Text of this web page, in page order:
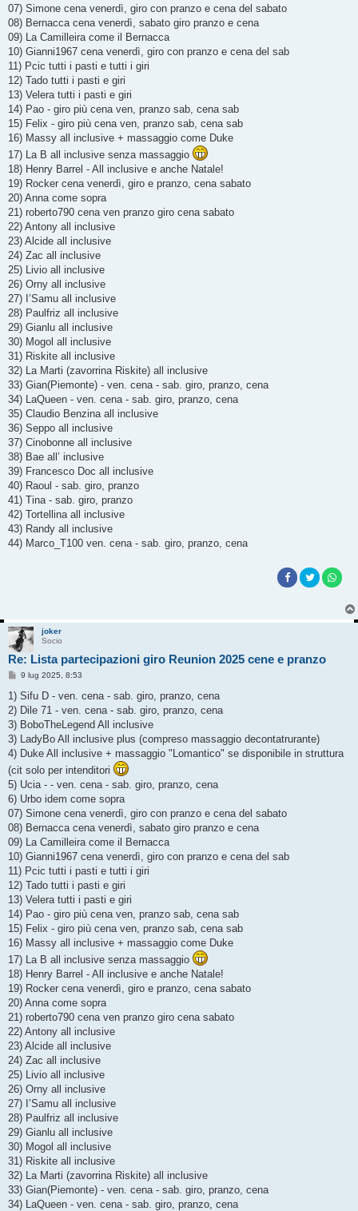
07) Simone cena venerdì, giro con pranzo e cena del sabato
08) Bernacca cena venerdì, sabato giro pranzo e cena
09) La Camilleira come il Bernacca
10) Gianni1967 cena venerdì, giro con pranzo e cena del sab
11) Pcic tutti i pasti e tutti i giri
12) Tado tutti i pasti e giri
13) Velera tutti i pasti e giri
14) Pao - giro più cena ven, pranzo sab, cena sab
15) Felix - giro più cena ven, pranzo sab, cena sab
16) Massy all inclusive + massaggio come Duke
17) La B all inclusive senza massaggio
18) Henry Barrel - All inclusive e anche Natale!
19) Rocker cena venerdì, giro e pranzo, cena sabato
20) Anna come sopra
21) roberto790 cena ven pranzo giro cena sabato
22) Antony all inclusive
23) Alcide all inclusive
24) Zac all inclusive
25) Livio all inclusive
26) Orny all inclusive
27) I’Samu all inclusive
28) Paulfriz all inclusive
29) Gianlu all inclusive
30) Mogol all inclusive
31) Riskite all inclusive
32) La Marti (zavorrina Riskite) all inclusive
33) Gian(Piemonte) - ven. cena - sab. giro, pranzo, cena
34) LaQueen - ven. cena - sab. giro, pranzo, cena
35) Claudio Benzina all inclusive
36) Seppo all inclusive
37) Cinobonne all inclusive
38) Bae all’ inclusive
39) Francesco Doc all inclusive
40) Raoul - sab. giro, pranzo
41) Tina - sab. giro, pranzo
42) Tortellina all inclusive
43) Randy all inclusive
44) Marco_T100 ven. cena - sab. giro, pranzo, cena
joker
Socio
Re: Lista partecipazioni giro Reunion 2025 cene e pranzo
M
s
a
g
o
9 lug 2025, 8:53
1) Sifu D - ven. cena - sab. giro, pranzo, cena
2) Dile 71 - ven. cena - sab. giro, pranzo, cena
3) BoboTheLegend All inclusive
3) LadyBo All inclusive plus (compreso massaggio decontatrurante)
4) Duke All inclusive + massaggio "Lomantico" se disponibile in struttura
(cit solo per intenditori
5) Ucia - - ven. cena - sab. giro, pranzo, cena
6) Urbo idem come sopra
07) Simone cena venerdì, giro con pranzo e cena del sabato
08) Bernacca cena venerdì, sabato giro pranzo e cena
09) La Camilleira come il Bernacca
10) Gianni1967 cena venerdì, giro con pranzo e cena del sab
11) Pcic tutti i pasti e tutti i giri
12) Tado tutti i pasti e giri
13) Velera tutti i pasti e giri
14) Pao - giro più cena ven, pranzo sab, cena sab
15) Felix - giro più cena ven, pranzo sab, cena sab
16) Massy all inclusive + massaggio come Duke
17) La B all inclusive senza massaggio
18) Henry Barrel - All inclusive e anche Natale!
19) Rocker cena venerdì, giro e pranzo, cena sabato
20) Anna come sopra
21) roberto790 cena ven pranzo giro cena sabato
22) Antony all inclusive
23) Alcide all inclusive
24) Zac all inclusive
25) Livio all inclusive
26) Orny all inclusive
27) I’Samu all inclusive
28) Paulfriz all inclusive
29) Gianlu all inclusive
30) Mogol all inclusive
31) Riskite all inclusive
32) La Marti (zavorrina Riskite) all inclusive
33) Gian(Piemonte) - ven. cena - sab. giro, pranzo, cena
34) LaQueen - ven. cena - sab. giro, pranzo, cena